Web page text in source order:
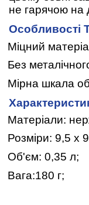
не гарячою на
Особливості
Міцний
Без
Мірна шкала
Матеріали:
Розміри: 9,5 х
Об'єм: 0,35 л;
Вага:180 г;